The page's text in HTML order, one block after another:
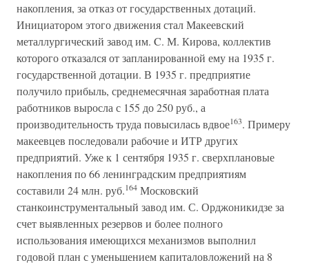
накопления, за отказ от государственных дотаций.
Инициатором этого движения стал Макеевский
металлургический завод им. C. М. Кирова, коллектив
которого отказался от запланированной ему на 1935 г.
государственной дотации. В 1935 г. предприятие
получило прибыль, среднемесячная заработная плата
работников выросла с 155 до 250 руб., а
производительность труда повысилась вдвое163. Примеру
макеевцев последовали рабочие и ИТР других
предприятий. Уже к 1 сентября 1935 г. сверхплановые
накопления по 66 ленинградским предприятиям
составили 24 млн. руб.164 Московский
станкоинструментальный завод им. С. Орджоникидзе за
счет выявленных резервов и более полного
использования имеющихся механизмов выполнил
годовой план с уменьшением капиталовложений на 8